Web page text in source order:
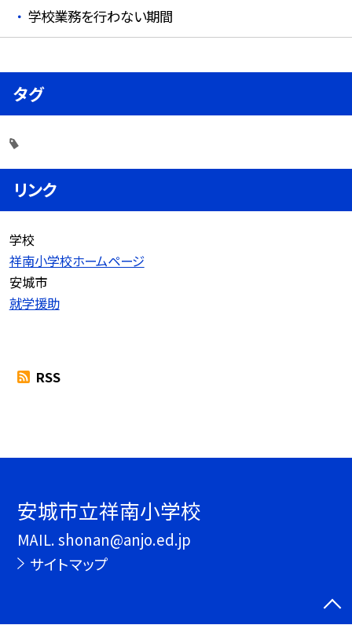
学校業務を行わない期間
タグ
リンク
学校
祥南小学校ホームページ
安城市
就学援助
RSS
安城市立祥南小学校
MAIL. shonan@anjo.ed.jp
サイトマップ